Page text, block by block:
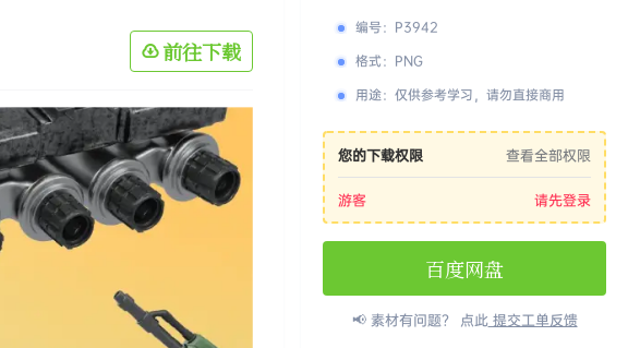
前往下载
编号： P3942
格式： PNG
用途： 仅供参考学习，请勿直接商用
您的下载权限 查看全部权限
游客 请先登录
百度网盘
📢 素材有问题？ 点此提交工单反馈